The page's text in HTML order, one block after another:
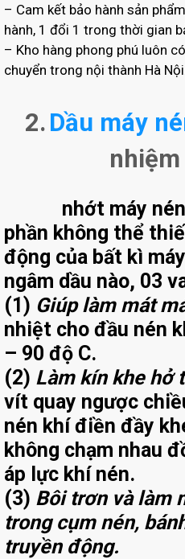
– Cam kết bảo hành sản
hành, 1 đổi 1 trong thời gian
– Kho hàng phong phú luôn
chuyển trong nội thành Hà Nội.
2.Dầu máy
nhớt máy nén
phần không thể
động của bất kì
ngâm dầu nào, 03
(1) Giúp làm mát
nhiệt cho đầu nén
– 90 độ C.
(2) Làm kín khe hở
vít quay ngược
nén khí điền đầy
không chạm nhau
áp lực khí nén.
(3) Bôi trơn và làm
trong cụm nén,
truyền động.